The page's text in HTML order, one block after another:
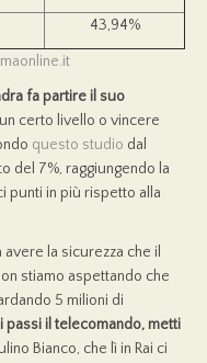
43,94%
fa partire il suo
certo livello o vincere
questo studio dal
del 7%, raggiungendo la
punti in più rispetto alla
la sicurezza che il
stiamo aspettando che
5 milioni di
passi il telecomando, metti
Bianco, che lì in Rai ci